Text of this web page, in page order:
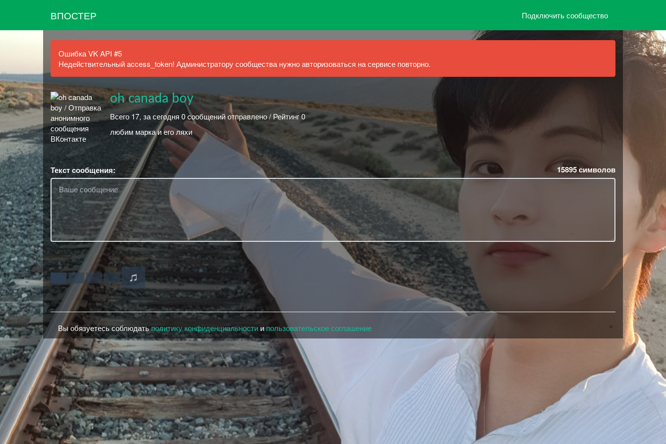
ВПОСТЕР Подключить сообщество
Ошибка VK API #5
Недействительный access_token! Администратору сообщества нужно авторизоваться на сервисе повторно.
oh canada boy
Всего 17, за сегодня 0 сообщений отправлено / Рейтинг 0
любим марка и его ляхи
Текст сообщения: 15895символов
Вы обязуетесь соблюдатьполитику конфиденциальности и пользовательское соглашение